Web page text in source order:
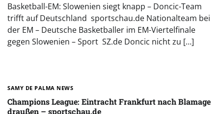
Basketball-EM: Slowenien siegt knapp – Doncic-Team
trifft auf Deutschland sportschau.de Nationalteam bei
der EM – Deutsche Basketballer im EM-Viertelfinale
gegen Slowenien – Sport SZ.de Doncic nicht zu […]
SAMY DE PALMA NEWS
Champions League: Eintracht Frankfurt nach Blamage
draußen – sportschau.de